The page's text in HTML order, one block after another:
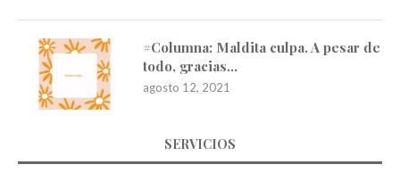
#Columna: Maldita culpa. A pesar de
todo, gracias…
agosto 12, 2021
SERVICIOS